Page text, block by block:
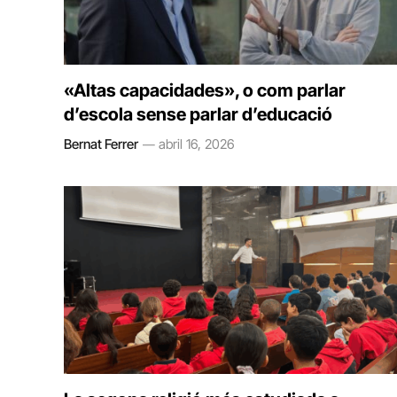
«Altas capacidades», o com parlar
d’escola sense parlar d’educació
Bernat Ferrer abril 16, 2026